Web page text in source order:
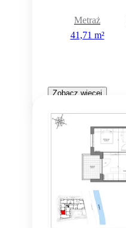
Metraż
41,71 m²
Zobacz więcej